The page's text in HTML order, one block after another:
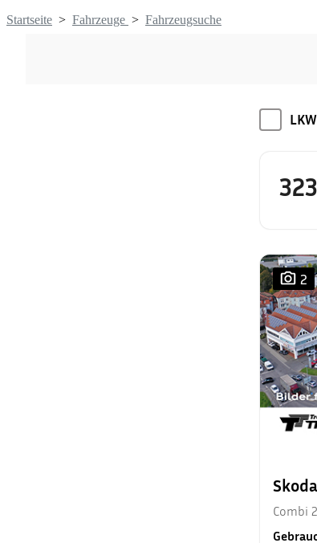
Startseite > Fahrzeuge > Fahrzeugsuche
LKW
2
Combi